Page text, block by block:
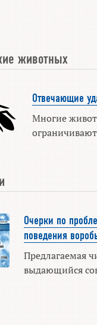
животных
Отвечающие
Многие
Очерки по
поведения
Предлагаемая
выдающийся